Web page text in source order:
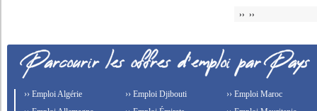
›› ››
›› Emploi Algérie
›› Emploi Djibouti
›› Emploi Maroc